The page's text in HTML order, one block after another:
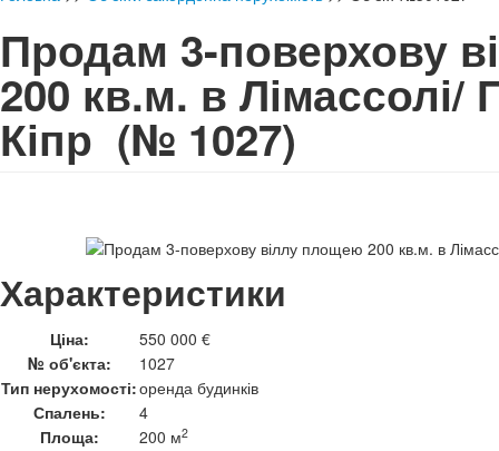
Продам 3-поверхову
200 кв.м. в Лімассолі/
Кіпр (№ 1027)
Характеристики
Ціна:
550 000 €
№ об'єкта:
1027
Тип нерухомості:оренда будинків
Спалень:
4
Площа:
200 м2